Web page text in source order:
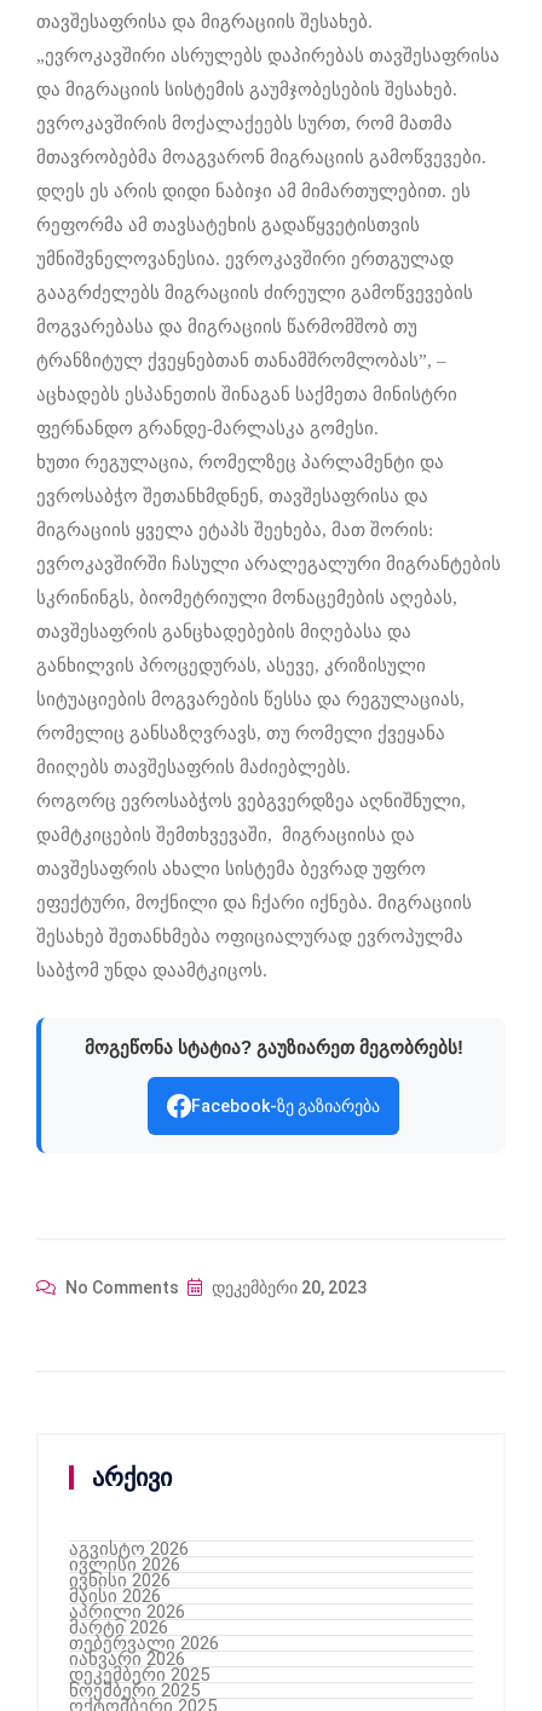
თავშესაფრისა და მიგრაციის შესახებ.
„ევროკავშირი ასრულებს დაპირებას თავშესაფრისა
და მიგრაციის სისტემის გაუმჯობესების შესახებ.
ევროკავშირის მოქალაქეებს სურთ, რომ მათმა
მთავრობებმა მოაგვარონ მიგრაციის გამოწვევები.
დღეს ეს არის დიდი ნაბიჯი ამ მიმართულებით. ეს
რეფორმა ამ თავსატეხის გადაწყვეტისთვის
უმნიშვნელოვანესია. ევროკავშირი ერთგულად
გააგრძელებს მიგრაციის ძირეული გამოწვევების
მოგვარებასა და მიგრაციის წარმომშობ თუ
ტრანზიტულ ქვეყნებთან თანამშრომლობას”, –
აცხადებს ესპანეთის შინაგან საქმეთა მინისტრი
ფერნანდო გრანდე-მარლასკა გომესი.
ხუთი რეგულაცია, რომელზეც პარლამენტი და
ევროსაბჭო შეთანხმდნენ, თავშესაფრისა და
მიგრაციის ყველა ეტაპს შეეხება, მათ შორის:
ევროკავშირში ჩასული არალეგალური მიგრანტების
სკრინინგს, ბიომეტრიული მონაცემების აღებას,
თავშესაფრის განცხადებების მიღებასა და
განხილვის პროცედურას, ასევე, კრიზისული
სიტუაციების მოგვარების წესსა და რეგულაციას,
რომელიც განსაზღვრავს, თუ რომელი ქვეყანა
მიიღებს თავშესაფრის მაძიებლებს.
როგორც ევროსაბჭოს ვებგვერდზეა აღნიშნული,
დამტკიცების შემთხვევაში, მიგრაციისა და
თავშესაფრის ახალი სისტემა ბევრად უფრო
ეფექტური, მოქნილი და ჩქარი იქნება. მიგრაციის
შესახებ შეთანხმება ოფიციალურად ევროპულმა
საბჭომ უნდა დაამტკიცოს.
მოგეწონა სტატია? გაუზიარეთ მეგობრებს!
Facebook-ზე გაზიარება
No Comments დეკემბერი 20, 2023
არქივი
აგვისტო 2026
ივლისი 2026
ივნისი 2026
მაისი 2026
აპრილი 2026
მარტი 2026
თებერვალი 2026
იანვარი 2026
დეკემბერი 2025
ნოემბერი 2025
ოქტომბერი 2025